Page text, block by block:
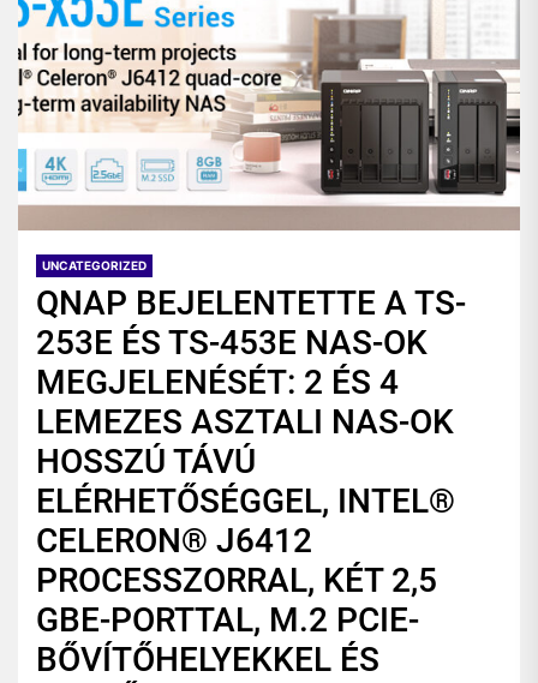
UNCATEGORIZED
QNAP BEJELENTETTE A TS-
253E ÉS TS-453E NAS-OK
MEGJELENÉSÉT: 2 ÉS 4
LEMEZES ASZTALI NAS-OK
HOSSZÚ TÁVÚ
ELÉRHETŐSÉGGEL, INTEL®
CELERON® J6412
PROCESSZORRAL, KÉT 2,5
GBE-PORTTAL, M.2 PCIE-
BŐVÍTŐHELYEKKEL ÉS